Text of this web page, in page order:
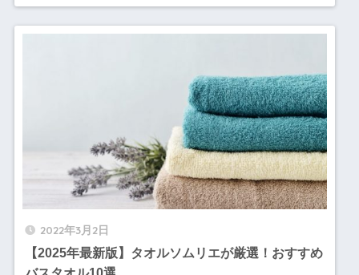
2022年3月2日
【2025年最新版】タオルソムリエが厳選！おすすめ